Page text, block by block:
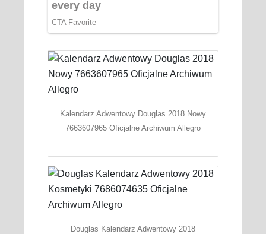
Kalendarz Adwentowy Douglas 2018 Nowy
7663607965 Oficjalne Archiwum Allegro
Douglas Kalendarz Adwentowy 2018